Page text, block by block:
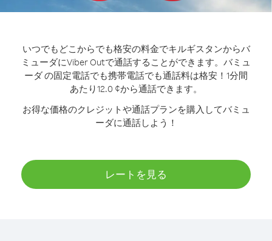
いつでもどこからでも格安の料金でキルギスタンからバ
ミューダにViber Outで通話することができます。 バミュ
ーダ の固定電話でも携帯電話でも通話料は格安！1分間
あたり12.0 ¢から通話できます。
お得な価格のクレジットや通話プランを購入してバミュ
ーダに通話しよう！
レートを見る